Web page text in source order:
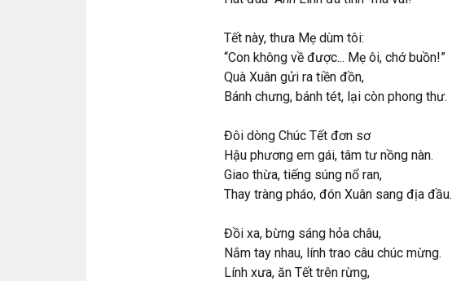
Tết này, thưa Mẹ dùm tôi:
“Con không về được... Mẹ ôi, chớ buồn!”
Quà Xuân gửi ra tiền đồn,
Bánh chưng, bánh tét, lại còn phong thư.
Đôi dòng Chúc Tết đơn sơ
Hậu phương em gái, tâm tư nồng nàn.
Giao thừa, tiếng súng nổ ran,
Thay tràng pháo, đón Xuân sang địa đầu.
Đồi xa, bừng sáng hỏa châu,
Nắm tay nhau, lính trao câu chúc mừng.
Lính xưa, ăn Tết trên rừng,